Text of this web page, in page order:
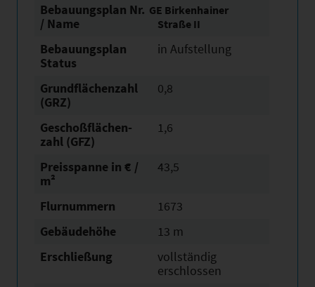
Bebauungsplan Nr.
/ Name
GE Birkenhainer
Straße II
Bebauungsplan
Status
in Aufstellung
Grundflächen­zahl
(GRZ)
0,8
Geschoßflächen­
zahl (GFZ)
1,6
Preisspanne in € /
m²
43,5
Flurnummern
1673
Gebäudehöhe
13 m
Erschließung
vollständig
erschlossen